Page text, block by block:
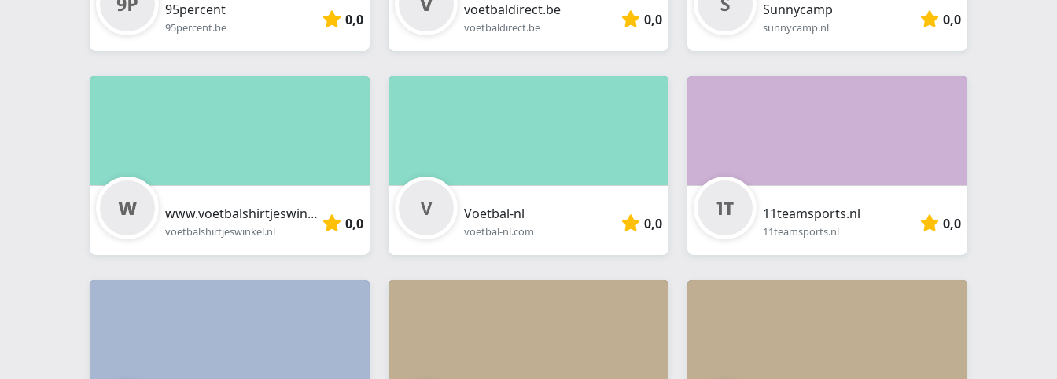
95percent
95percent.be 0,0
voetbaldirect.be
voetbaldirect.be 0,0
Sunnycamp
sunnycamp.nl 0,0
www.voetbalshirtjeswinkel.nl
voetbalshirtjeswinkel.nl 0,0
Voetbal-nl
voetbal-nl.com 0,0
11teamsports.nl
11teamsports.nl 0,0